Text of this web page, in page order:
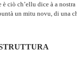
ciò ch’ellu dice à a
un mitu novu, di una